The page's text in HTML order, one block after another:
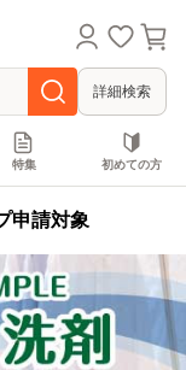
詳細検索
特集 初めての方
申請対象